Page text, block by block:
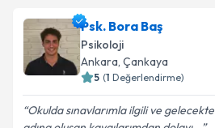
Psk. Bora Baş
Psikoloji
Ankara, Çankaya
5 (1 Değerlendirme)
Okulda sınavlarımla ilgili ve